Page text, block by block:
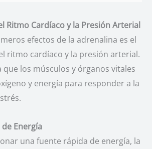
Ritmo Cardíaco y la Presión Arterial
efectos de la adrenalina es el
ritmo cardíaco y la presión arterial.
que los músculos y órganos vitales
y energía para responder a la
Energía
una fuente rápida de energía, la